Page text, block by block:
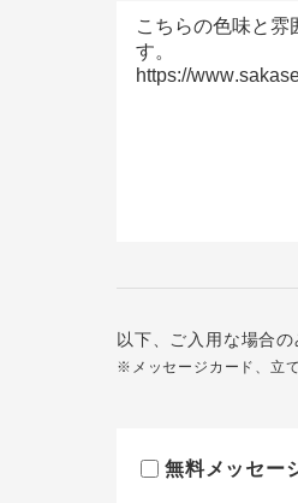
以下、ご入用な場合
※メッセージカード、立
無料メッセー